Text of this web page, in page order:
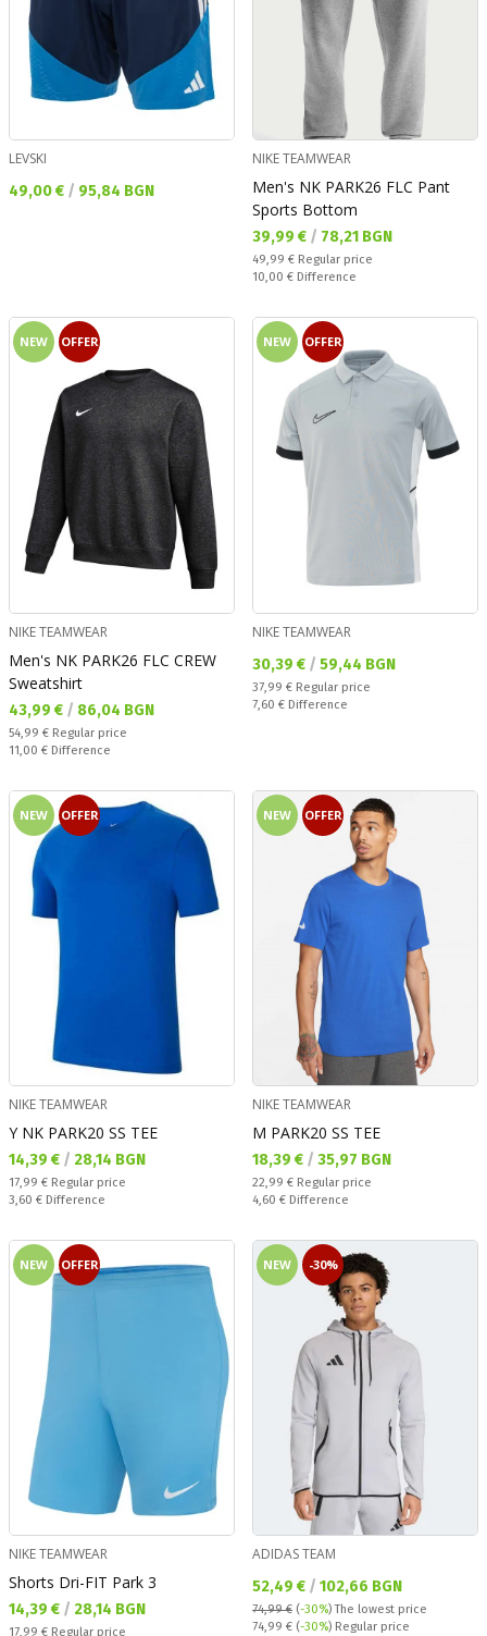
LEVSKI
Текуща цена:
49,00 € / 95,84 BGN
NIKE TEAMWEAR
Men's NK PARK26 FLC Pant
Sports Bottom
Текуща цена:
39,99 € / 78,21 BGN
Regular price:
49,99 € Regular price
Спестявате:
10,00 € Difference
NEW OFFER
NIKE TEAMWEAR
Men's NK PARK26 FLC CREW
Sweatshirt
Текуща цена:
43,99 € / 86,04 BGN
Regular price:
54,99 € Regular price
Спестявате:
11,00 € Difference
NEW OFFER
NIKE TEAMWEAR
Текуща цена:
30,39 € / 59,44 BGN
Regular price:
37,99 € Regular price
Спестявате:
7,60 € Difference
NEW OFFER
NIKE TEAMWEAR
Y NK PARK20 SS TEE
Текуща цена:
14,39 € / 28,14 BGN
Regular price:
17,99 € Regular price
Спестявате:
3,60 € Difference
NEW OFFER
NIKE TEAMWEAR
M PARK20 SS TEE
Текуща цена:
18,39 € / 35,97 BGN
Regular price:
22,99 € Regular price
Спестявате:
4,60 € Difference
NEW OFFER
NIKE TEAMWEAR
Shorts Dri-FIT Park 3
Текуща цена:
14,39 € / 28,14 BGN
Regular price:
17,99 € Regular price
NEW -30%
ADIDAS TEAM
Текуща цена:
52,49 € / 102,66 BGN
74,99 € (-30%)The lowest price
Regular price:
74,99 € (-30%) Regular price